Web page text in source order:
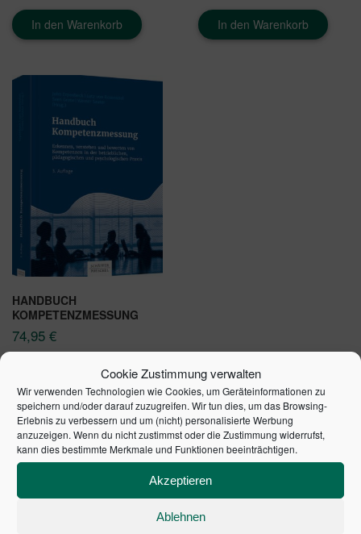
Cookie Zustimmung verwalten
Wir verwenden Technologien wie Cookies, um Geräteinformationen zu
speichern und/oder darauf zuzugreifen. Wir tun dies, um das Browsing-
Erlebnis zu verbessern und um (nicht) personalisierte Werbung
anzuzeigen. Wenn du nicht zustimmst oder die Zustimmung widerrufst,
kann dies bestimmte Merkmale und Funktionen beeinträchtigen.
Akzeptieren
Ablehnen
In den Warenkorb In den Warenkorb
HANDBUCH
KOMPETENZMESSUNG
74,95 €
In den Warenkorb
SCHULDENUHR DES
BUNDES DER